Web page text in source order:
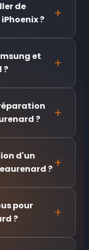
de
?
et
?
?
d'un
?
pour
?